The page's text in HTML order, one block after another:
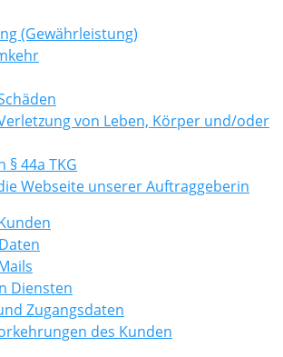
(Gewährleistung)
von Leben, Körper und/oder
§ 44a TKG
Webseite unserer Auftraggeberin
Diensten
Zugangsdaten
des Kunden